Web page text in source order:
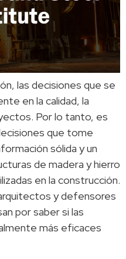
las decisiones que se
en la calidad, la
Por lo tanto, es
que tome
sólida y un
de madera y hierro
en la construcción.
y defensores
por saber si las
más eficaces